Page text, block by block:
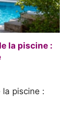
la piscine :
la piscine :